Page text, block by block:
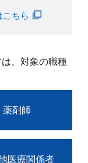
こちら
、対象の職種
薬剤師
医療関係者